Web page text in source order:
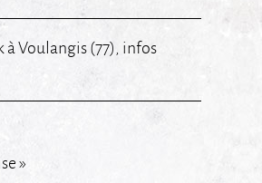
à Voulangis (77), infos
»